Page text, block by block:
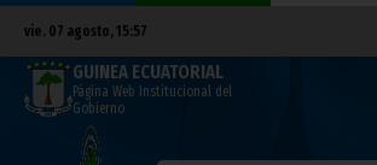
vie. 07 agosto, 15:57
GUINEA ECUATORIAL
Página Web Institucional del
Gobierno